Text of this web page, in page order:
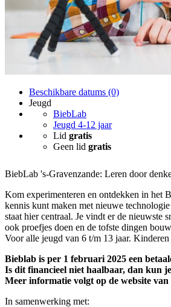
Beschikbare datums (0)
Jeugd
BiebLab
Jeugd 4-12 jaar
Lid gratis
Geen lid gratis
BiebLab 's-Gravenzande: Leren door
Kom experimenteren en ontdekken in het
kennis kunt maken met nieuwe
staat hier centraal. Je vindt er de nieuwste
ook proefjes doen en de tofste dingen
Voor alle jeugd van 6 t/m 13 jaar.
Bieblab is per 1 februari 2025 een
Is dit financieel niet haalbaar, dan kun
Meer informatie volgt op de website van
In samenwerking met: